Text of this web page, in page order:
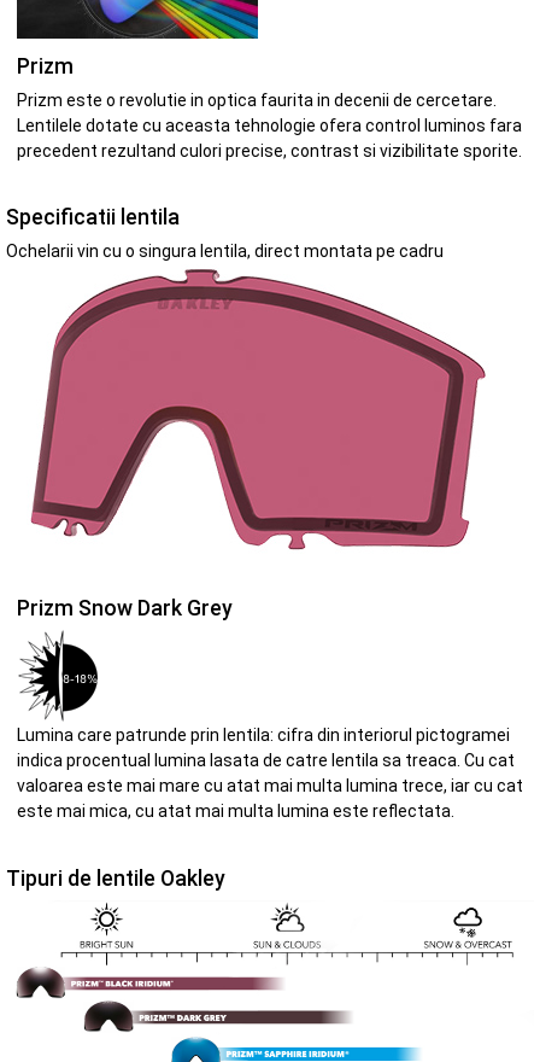
Prizm
Prizm este o revolutie in optica faurita in decenii de cercetare.
Lentilele dotate cu aceasta tehnologie ofera control luminos fara
precedent rezultand culori precise, contrast si vizibilitate sporite.
Specificatii lentila
Ochelarii vin cu o singura lentila, direct montata pe cadru
Prizm Snow Dark Grey
Lumina care patrunde prin lentila: cifra din interiorul pictogramei
indica procentual lumina lasata de catre lentila sa treaca. Cu cat
valoarea este mai mare cu atat mai multa lumina trece, iar cu cat
este mai mica, cu atat mai multa lumina este reflectata.
Tipuri de lentile Oakley